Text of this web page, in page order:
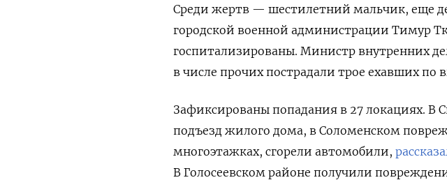
Среди жертв — шестилетний мальчик, еще
городской военной администрации Тимур
госпитализированы. Министр внутренних
в числе прочих пострадали трое ехавших по
Зафиксированы попадания в 27 локациях. В
подъезд жилого дома, в Соломенском
многоэтажках, сгорели автомобили,
В Голосеевском районе получили